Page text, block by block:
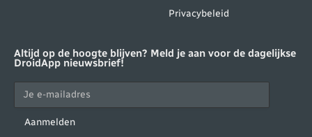
Privacybeleid
Altijd op de hoogte blijven? Meld je aan voor de dagelijkse
DroidApp nieuwsbrief!
Aanmelden